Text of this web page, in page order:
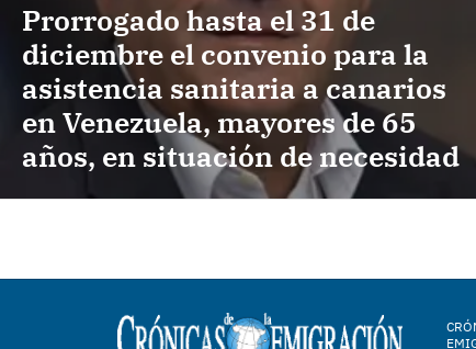
Prorrogado hasta el 31 de
diciembre el convenio para la
asistencia sanitaria a canarios
en Venezuela, mayores de 65
años, en situación de necesidad